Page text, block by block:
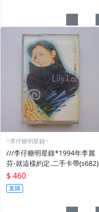
~李仔糖明星錄~
///李仔糖明星錄*1994年李麗
芬-就這樣約定.二手卡帶(s682)
$ 460
直購